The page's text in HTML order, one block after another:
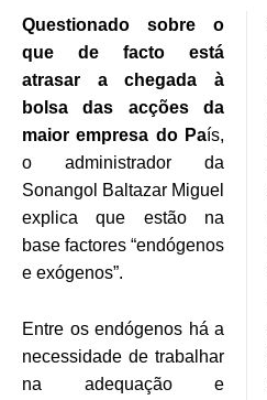
Questionado sobre o
que de facto está
atrasar a chegada à
bolsa das acções da
maior empresa do País,
o administrador da
Sonangol Baltazar Miguel
explica que estão na
base factores “endógenos
e exógenos”.
Entre os endógenos há a
necessidade de trabalhar
na adequação e